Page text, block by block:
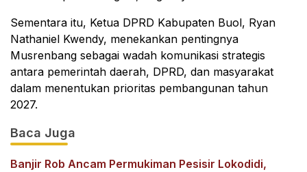
Sementara itu, Ketua DPRD Kabupaten Buol, Ryan
Nathaniel Kwendy, menekankan pentingnya
Musrenbang sebagai wadah komunikasi strategis
antara pemerintah daerah, DPRD, dan masyarakat
dalam menentukan prioritas pembangunan tahun
2027.
Baca Juga
Banjir Rob Ancam Permukiman Pesisir Lokodidi,